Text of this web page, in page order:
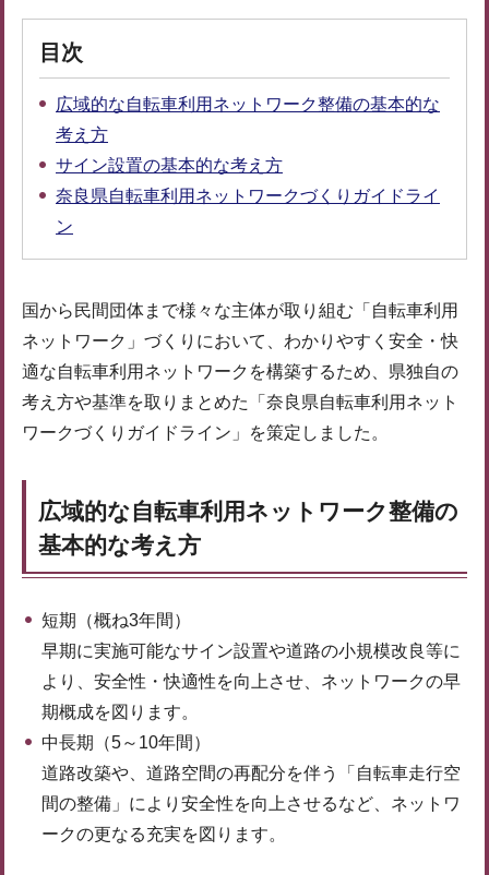
目次
広域的な自転車利用ネットワーク整備の基本的な
考え方
サイン設置の基本的な考え方
奈良県自転車利用ネットワークづくりガイドライ
ン
国から民間団体まで様々な主体が取り組む「自転車利用
ネットワーク」づくりにおいて、わかりやすく安全・快
適な自転車利用ネットワークを構築するため、県独自の
考え方や基準を取りまとめた「奈良県自転車利用ネット
ワークづくりガイドライン」を策定しました。
広域的な自転車利用ネットワーク整備の
基本的な考え方
短期（概ね3年間）
早期に実施可能なサイン設置や道路の小規模改良等に
より、安全性・快適性を向上させ、ネットワークの早
期概成を図ります。
中長期（5～10年間）
道路改築や、道路空間の再配分を伴う「自転車走行空
間の整備」により安全性を向上させるなど、ネットワ
ークの更なる充実を図ります。